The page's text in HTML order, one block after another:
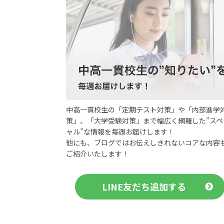
中高一貫校生の「定期テスト対策」や「内部進学
策」、「大学受験対策」まで幅広く網羅した”ス
ャル”な情報を毎週お届けします！
他にも、ブログではお伝えしきれないコアな内容
ご紹介いたします！
LINE友だち追加する